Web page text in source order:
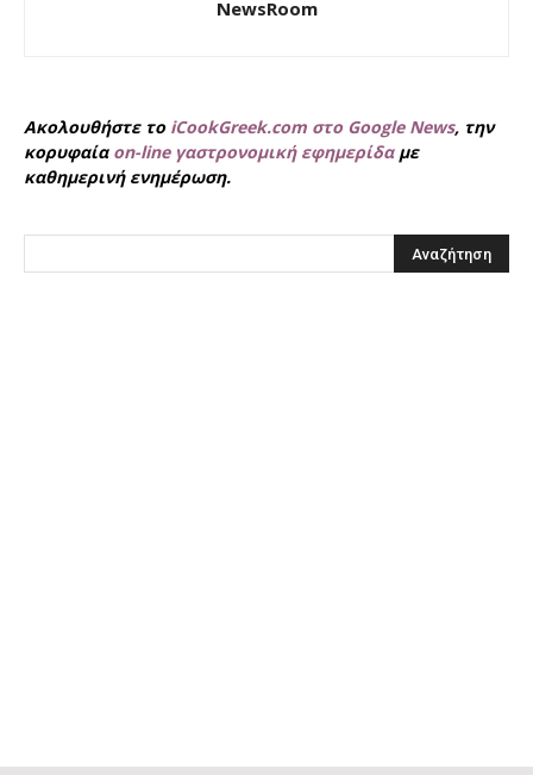
NewsRoom
Ακολουθήστε το iCookGreek.com στο Google News, την
κορυφαία on-line γαστρονομική εφημερίδαμε
καθημερινή ενημέρωση.